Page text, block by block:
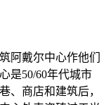
阿戴尔中心作他们
是50/60年代城市
、商店和建筑后，